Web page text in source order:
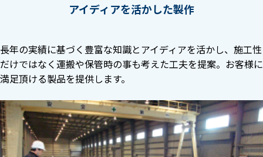
アイディアを活かした製作
長年の実績に基づく豊富な知識とアイディアを活かし、施工性
だけではなく運搬や保管時の事も考えた工夫を提案。お客様に
満足頂ける製品を提供します。